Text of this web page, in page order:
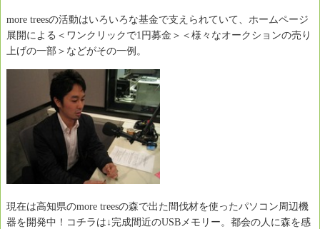
more treesの活動はいろいろな基金で支えられていて、ホームページ
展開による＜ワンクリックで1円募金＞＜様々なオークションの売り
上げの一部＞などがその一例。
現在は高知県のmore treesの森で出た間伐材を使ったパソコン周辺機
器を開発中！コチラは↓完成間近のUSBメモリー。都会の人に森を感